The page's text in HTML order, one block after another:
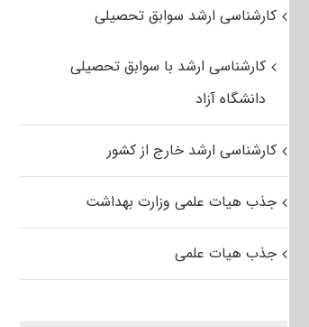
کارشناسی ارشد سوابق تحصیلی
کارشناسی ارشد با سوابق تحصیلی
دانشگاه آزاد
کارشناسی ارشد خارج از کشور
جذب هیات علمی وزارت بهداشت
جذب هیات علمی